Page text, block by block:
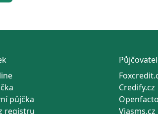
půjčka
registru
Credify.cz
Viasms.cz